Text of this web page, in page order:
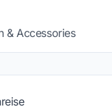
& Accessories